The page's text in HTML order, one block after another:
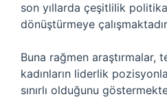
son yıllarda çeşitlilik
dönüştürmeye
Buna rağmen araştırmalar,
kadınların liderlik
sınırlı olduğunu